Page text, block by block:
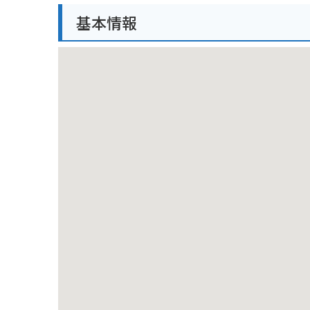
バイクで訪れる場合は、駐車場から美術館入り口ま
基本情報